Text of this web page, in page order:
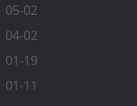
05-02
04-02
01-19
01-11